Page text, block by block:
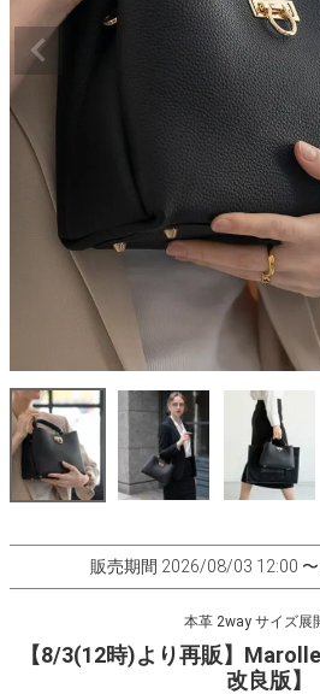
販売期間 2026/08/03 12:00 〜
本革 2way サイズ展
【8/3(12時)より再販】
改良版】